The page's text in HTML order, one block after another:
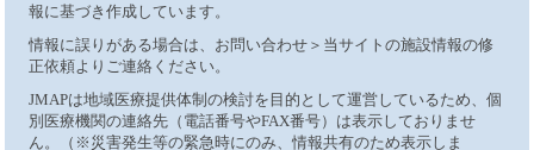
報に基づき作成しています。
情報に誤りがある場合は、お問い合わせ＞当サイトの施設情報の修
正依頼よりご連絡ください。
JMAPは地域医療提供体制の検討を目的として運営しているため、個
別医療機関の連絡先（電話番号やFAX番号）は表示しておりませ
ん。（※災害発生等の緊急時にのみ、情報共有のため表示しま